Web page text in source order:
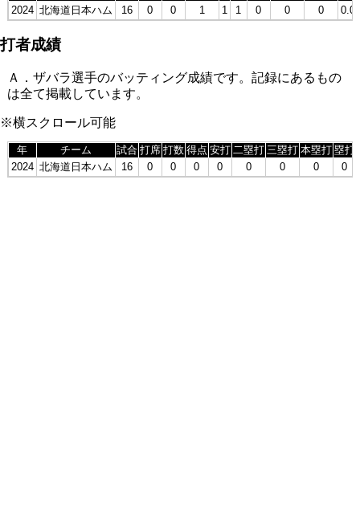
2024 北海道日本ハム 16 0 0 1 1 1 0 0 0
打者成績
Ａ．ザバラ選手のバッティング成績です。記録にあるもの
は全て掲載しています。
※横スクロール可能
年 チーム 試合 打席 打数 得点 安打 二塁打 三塁打 本塁打 塁打
2024 北海道日本ハム 16 0 0 0 0 0 0 0 0